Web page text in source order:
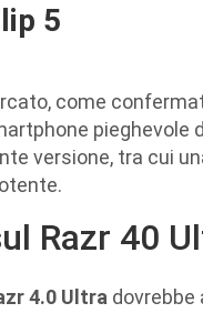
5
come
pieghevole
versione, tra cui
Razr 40
4.0 Ultra dovrebbe